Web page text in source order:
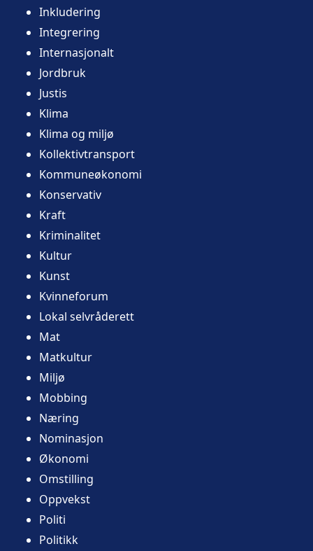
Inkludering
Integrering
Internasjonalt
Jordbruk
Justis
Klima
Klima og miljø
Kollektivtransport
Kommuneøkonomi
Konservativ
Kraft
Kriminalitet
Kultur
Kunst
Kvinneforum
Lokal selvråderett
Mat
Matkultur
Miljø
Mobbing
Næring
Nominasjon
Økonomi
Omstilling
Oppvekst
Politi
Politikk